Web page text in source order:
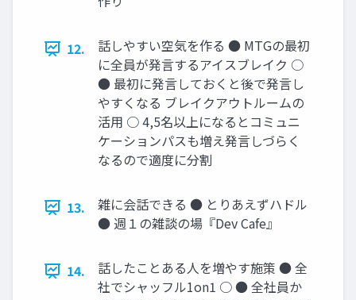
12.
話しやすい空気を作る ● MTGの最初
に全員が発⾔するアイスブレイク ○
● 最初に発⾔しておくと後で発⾔し
やすくなる ブレイクアウトルームの
活⽤ ○ 4,5名以上になるとコミュニ
ケーションパスも増え発⾔しづらく
なるので適度に分割
13.
雑に会話できる ● とりあえずハドル
● 週１の雑談の場『Dev Cafe』
14.
話したことある⼈を増やす施策 ● 全
社でシャッフル1on1 ○ ● 全社員か